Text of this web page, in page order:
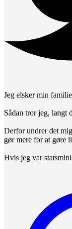
Jeg elsker min
Sådan tror jeg, langt
Derfor undrer det
gør mere for at gøre
Hvis jeg var